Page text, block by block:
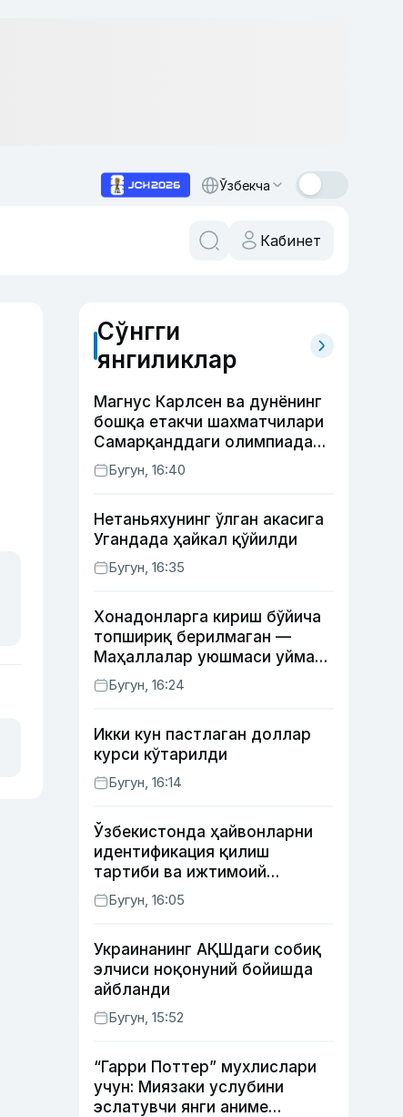
Ўзбекча
Кабинет
Сўнгги
янгиликлар
Магнус Карлсен ва дунёнинг
бошқа етакчи шахматчилари
Самарқанддаги олимпиадани
ўтказиб юборади
Бугун, 16:40
Нетаньяхунинг ўлган акасига
Угандада ҳайкал қўйилди
Бугун, 16:35
Хонадонларга кириш бўйича
топшириқ берилмаган —
Маҳаллалар уюшмаси уйма-
уй юрган масъуллар ҳақида
Бугун, 16:24
Икки кун пастлаган доллар
курси кўтарилди
Бугун, 16:14
Ўзбекистонда ҳайвонларни
идентификация қилиш
тартиби ва ижтимоий
тармоқлардаги фейк
хабарларга изоҳ берилди
Бугун, 16:05
Украинанинг АҚШдаги собиқ
элчиси ноқонуний бойишда
айбланди
Бугун, 15:52
“Гарри Поттер” мухлислари
учун: Миязаки услубини
эслатувчи янги аниме